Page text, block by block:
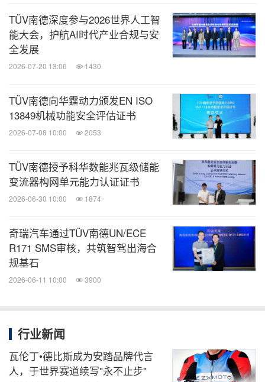
TÜV南德深度参与2026世界人工智
能大会，护航AI时代产业合规与安
全发展
2026-07-20 13:06 1430
TÜV南德向华霆动力颁发EN ISO
13849机械功能安全评估证书
2026-07-08 10:00 2053
TÜV南德授予科华数能兆瓦级储能
变流器构网单元能力认证证书
2026-06-30 10:00 1874
奇瑞汽车通过TÜV南德UN/ECE
R171 SMS审核，共筑智驾出海合
规基石
2026-06-11 10:00 3900
行业新闻
瓦伦丁•德比斯成为安踏品牌代言
人，于世界赛道续写"永不止步"